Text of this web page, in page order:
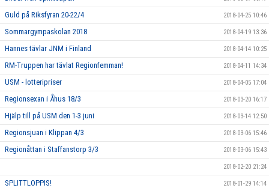
Guld på Riksfyran 20-22/4 2018-04-25 10:46
Sommargympaskolan 2018 2018-04-19 13:36
Hannes tävlar JNM i Finland 2018-04-14 10:25
RM-Truppen har tävlat Regionfemman! 2018-04-11 14:34
USM - lotteripriser 2018-04-05 17:04
Regionsexan i Åhus 18/3 2018-03-20 16:17
Hjälp till på USM den 1-3 juni 2018-03-14 12:50
Regionsjuan i Klippan 4/3 2018-03-06 15:46
Regionåttan i Staffanstorp 3/3 2018-03-06 15:43
2018-02-20 21:24
SPLITTLOPPIS! 2018-01-29 14:14